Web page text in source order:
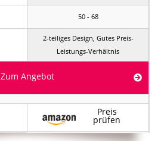
50 - 68
2-teiliges Design, Gutes Preis-
Leistungs-Verhältnis
Zum Angebot
Preis
prüfen